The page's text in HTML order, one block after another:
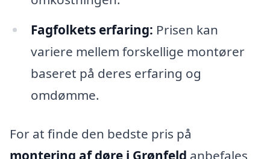
Fagfolkets erfaring: Prisen kan
variere mellem forskellige montører
baseret på deres erfaring og
omdømme.
For at finde den bedste pris på
montering af døre i Grønfeld anbefales